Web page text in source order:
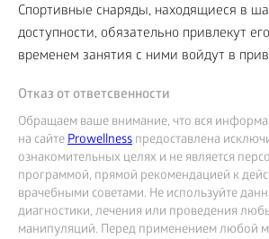
Спортивные снаряды, находящиеся в
доступности, обязательно привлекут
временем занятия с ними войдут в
Отказ от ответсвенности
Обращаем ваше внимание, что вся
на сайтеProwellness предоставлена
ознакомительных целях и не является
программой, прямой рекомендацией к
врачебными советами. Не используйте
диагностики, лечения или проведения
манипуляций. Перед применением любой